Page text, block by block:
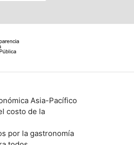
Asia-Pacífico
costo de la
por la gastronomía